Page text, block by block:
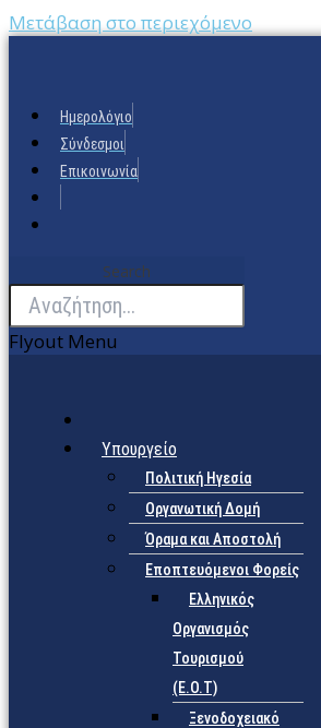
Μετάβαση στο περιεχόμενο
Ημερολόγιο
Σύνδεσμοι
Επικοινωνία
Search
Flyout Menu
Υπουργείο
Πολιτική Ηγεσία
Οργανωτική Δομή
Όραμα και Αποστολή
Εποπτευόμενοι Φορείς
Eλληνικός
Οργανισμός
Τουρισμού
(Ε.Ο.Τ)
Ξενοδοχειακό